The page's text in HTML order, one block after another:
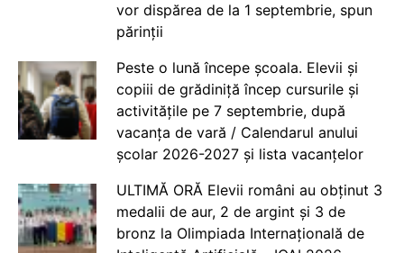
vor dispărea de la 1 septembrie, spun
părinții
Peste o lună începe școala. Elevii și
copiii de grădiniță încep cursurile și
activitățile pe 7 septembrie, după
vacanța de vară / Calendarul anului
școlar 2026-2027 și lista vacanțelor
ULTIMĂ ORĂ Elevii români au obținut 3
medalii de aur, 2 de argint și 3 de
bronz la Olimpiada Internațională de